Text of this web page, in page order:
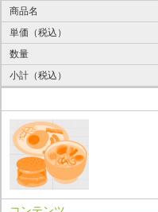
商品名
単価（税込）
数量
小計（税込）